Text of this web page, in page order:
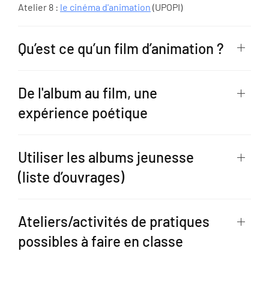
Atelier 8 : le cinéma d'animation (UPOPI)
Qu’est ce qu’un film d’animation ?
De l'album au film, une
expérience poétique
Utiliser les albums jeunesse
(liste d’ouvrages)
Ateliers/activités de pratiques
possibles à faire en classe